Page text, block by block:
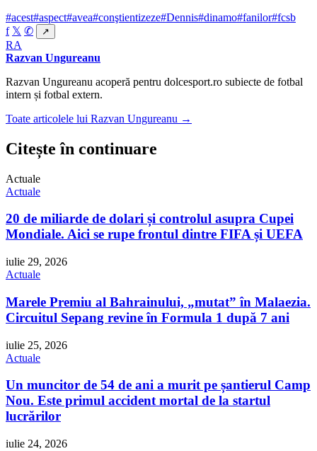
#acest#aspect#avea#conştientizeze#Dennis#dinamo#fanilor#fcsb
f 𝕏 ✆ ↗
RA
Razvan Ungureanu
Razvan Ungureanu acoperă pentru dolcesport.ro subiecte de fotbal
intern și fotbal extern.
Toate articolele lui Razvan Ungureanu →
Citește în continuare
Actuale
Actuale
20 de miliarde de dolari și controlul asupra Cupei
Mondiale. Aici se rupe frontul dintre FIFA și UEFA
iulie 29, 2026
Actuale
Marele Premiu al Bahrainului, „mutat” în Malaezia.
Circuitul Sepang revine în Formula 1 după 7 ani
iulie 25, 2026
Actuale
Un muncitor de 54 de ani a murit pe șantierul Camp
Nou. Este primul accident mortal de la startul
lucrărilor
iulie 24, 2026